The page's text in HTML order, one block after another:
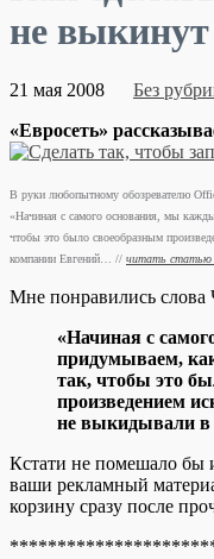
не выкинут
21 мая 2008
Без
«Евросеть»
В руки любопытному обозревателю
«Начиная с самого основания, мы
чтобы это было своеобразным
компании Евгений… // читать статью
Мне понравились слова
«Начиная с
придумываем,
так, чтобы это
произведением
не выкидывали в
Кстати не помешало бы
ваши рекламный
корзину сразу после